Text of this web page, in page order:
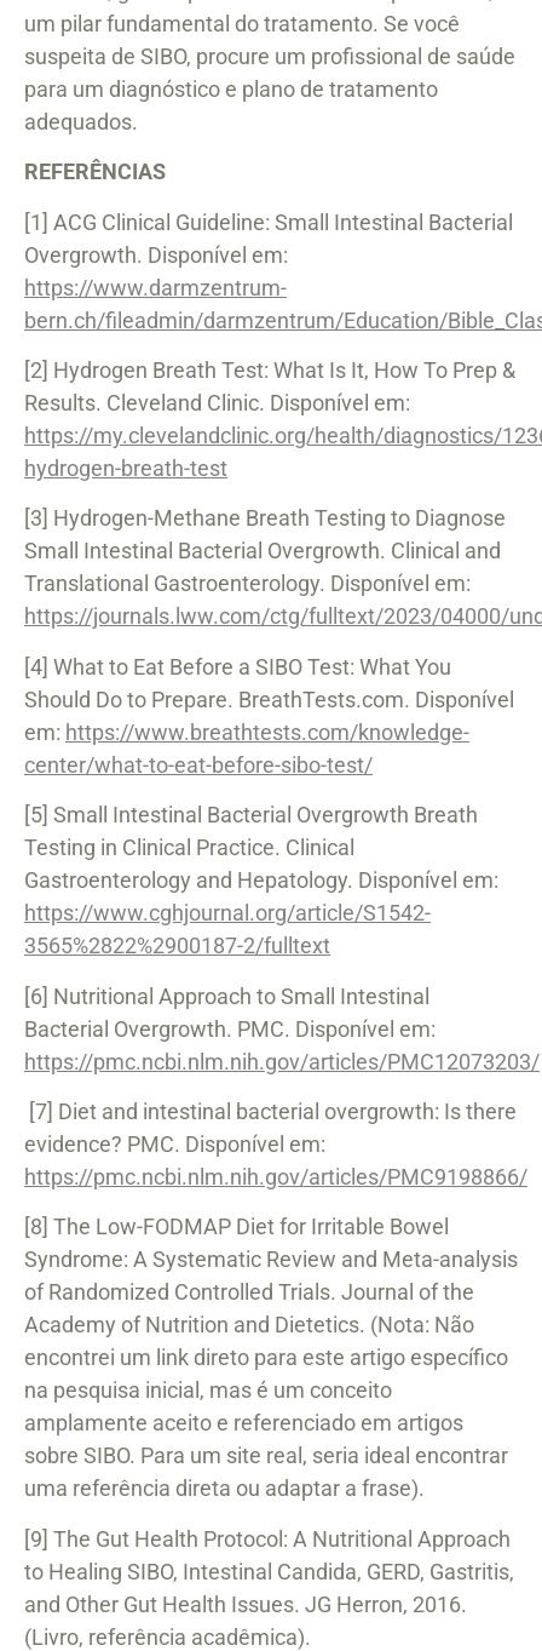
um pilar fundamental do tratamento. Se você
suspeita de SIBO, procure um profissional de saúde
para um diagnóstico e plano de tratamento
adequados.
REFERÊNCIAS
[1] ACG Clinical Guideline: Small Intestinal Bacterial
Overgrowth. Disponível em:
https://www.darmzentrum-
bern.ch/fileadmin/darmzentrum/Education/
[2] Hydrogen Breath Test: What Is It, How To Prep &
Results. Cleveland Clinic. Disponível em:
https://my.clevelandclinic.org/health/diagnostics/
hydrogen-breath-test
[3] Hydrogen-Methane Breath Testing to Diagnose
Small Intestinal Bacterial Overgrowth. Clinical and
Translational Gastroenterology. Disponível em:
https://journals.lww.com/ctg/fulltext/2023/04000/
[4] What to Eat Before a SIBO Test: What You
Should Do to Prepare. BreathTests.com. Disponível
em: https://www.breathtests.com/knowledge-
center/what-to-eat-before-sibo-test/
[5] Small Intestinal Bacterial Overgrowth Breath
Testing in Clinical Practice. Clinical
Gastroenterology and Hepatology. Disponível em:
https://www.cghjournal.org/article/S1542-
3565%2822%2900187-2/fulltext
[6] Nutritional Approach to Small Intestinal
Bacterial Overgrowth. PMC. Disponível em:
https://pmc.ncbi.nlm.nih.gov/articles/PMC12073203/
[7] Diet and intestinal bacterial overgrowth: Is there
evidence? PMC. Disponível em:
https://pmc.ncbi.nlm.nih.gov/articles/PMC9198866/
[8] The Low-FODMAP Diet for Irritable Bowel
Syndrome: A Systematic Review and Meta-analysis
of Randomized Controlled Trials. Journal of the
Academy of Nutrition and Dietetics. (Nota: Não
encontrei um link direto para este artigo específico
na pesquisa inicial, mas é um conceito
amplamente aceito e referenciado em artigos
sobre SIBO. Para um site real, seria ideal encontrar
uma referência direta ou adaptar a frase).
[9] The Gut Health Protocol: A Nutritional Approach
to Healing SIBO, Intestinal Candida, GERD, Gastritis,
and Other Gut Health Issues. JG Herron, 2016.
(Livro, referência acadêmica).